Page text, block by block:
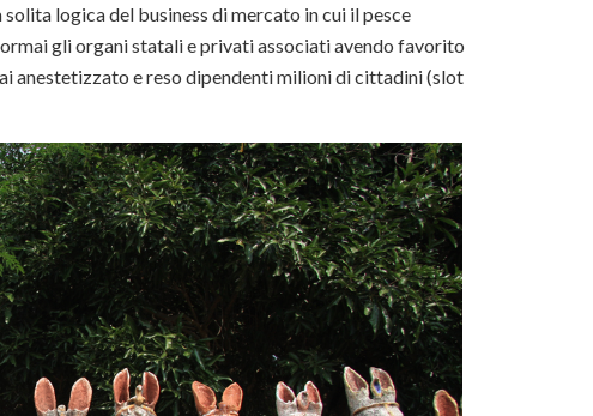
logica del business di mercato in cui il pesce
gli organi statali e privati associati avendo favorito
anestetizzato e reso dipendenti milioni di cittadini (slot